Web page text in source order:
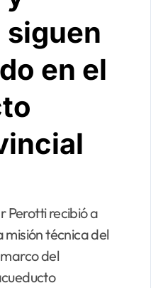
siguen
en el
técnica del
del